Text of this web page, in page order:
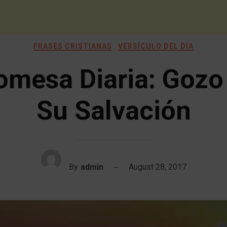
FRASES CRISTIANAS VERSÍCULO DEL DÍA
Diaria:
Su Salvación
By admin August 28, 2017